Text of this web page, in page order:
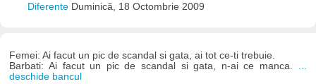
Diferente Duminică, 18 Octombrie 2009
Femei: Ai facut un pic de scandal si gata, ai tot ce-ti trebuie.
Barbati: Ai facut un pic de scandal si gata, n-ai ce manca. ...
deschide bancul